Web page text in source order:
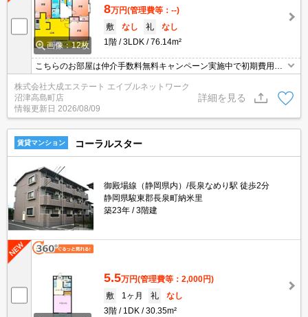
画像：12枚
8万円(管理費等：--)
敷
なし 礼
なし
1階
3LDK 76.14m²
こちらのお部屋は仲介手数料無料キャンペーン実施中で初期費用お
得です！（事務手数料11,000円）貴重なペット可３LDKで全室エア
コン付きです！（ペット飼育の場合、家賃＋3,000円）伊豆縦貫道
にもアクセス便利な立地です！敷金、礼金０で初期費用お得です！
株式会社大成エステート エイブルネットワーク
沼津高島町店
情報更新日 2026/08/09
詳細を見る
賃貸マンション コーラルスター
御殿場線（静岡県内）/長泉なめり駅 徒歩2分
静岡県駿東郡長泉町納米里
築23年
3階建
5.5万円(管理費等：2,000円)
敷
1ヶ月 礼
なし
3階
1DK 30.35m²